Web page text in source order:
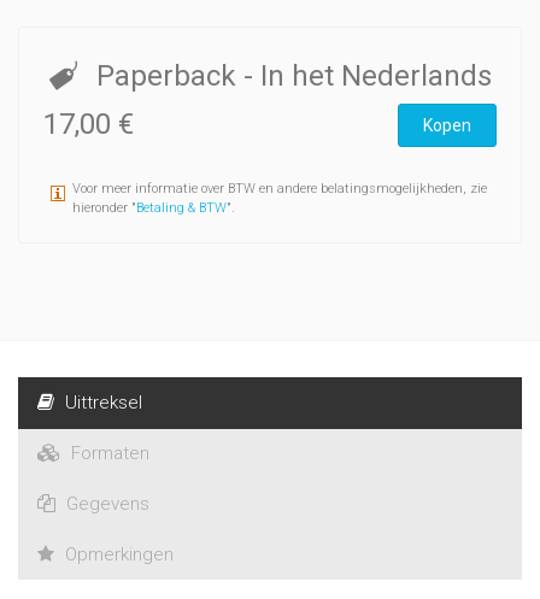
Paperback - In het Nederlands
17,00 €
Kopen
Voor meer informatie over BTW en andere belatingsmogelijkheden, zie
hieronder "Betaling & BTW".
Uittreksel
Formaten
Gegevens
Opmerkingen